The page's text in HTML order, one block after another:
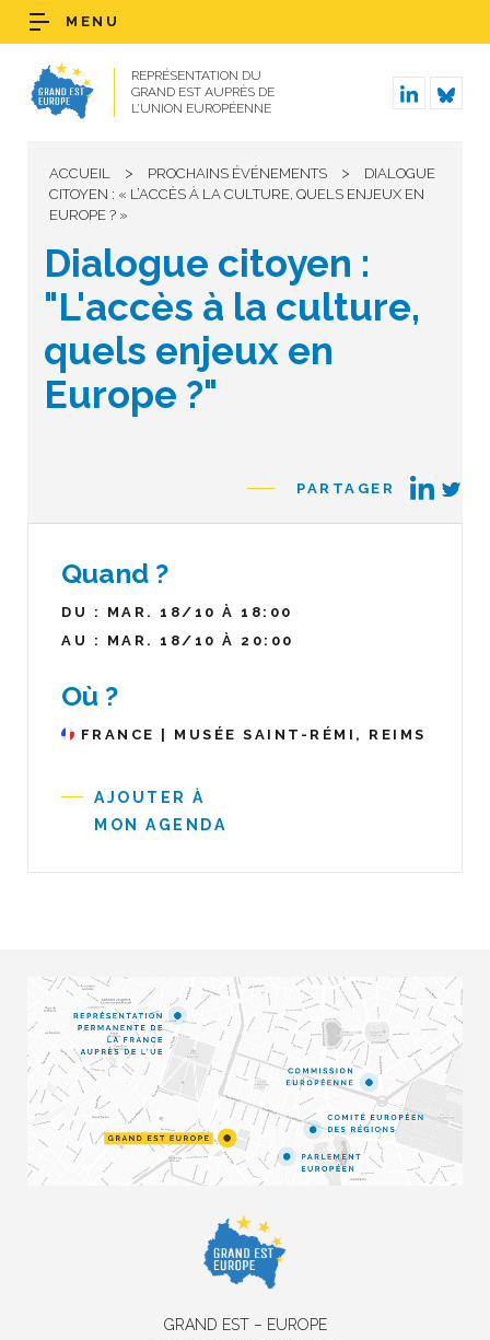
REPRÉSENTATION DU
GRAND EST AUPRÈS DE
L’UNION EUROPÉENNE
MENU
ACCUEIL > PROCHAINS ÉVÉNEMENTS >
DIALOGUE
CITOYEN : « L’ACCÈS À LA CULTURE, QUELS ENJEUX EN
EUROPE ? »
Dialogue citoyen :
"L'accès à la culture,
quels enjeux en
Europe ?"
PARTAGER
Quand ?
DU : MAR. 18/10 À 18:00
AU : MAR. 18/10 À 20:00
Où ?
FRANCE | MUSÉE SAINT-RÉMI, REIMS
AJOUTER À
MON AGENDA
GRAND EST – EUROPE